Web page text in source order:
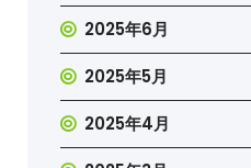
2025年6月
2025年5月
2025年4月